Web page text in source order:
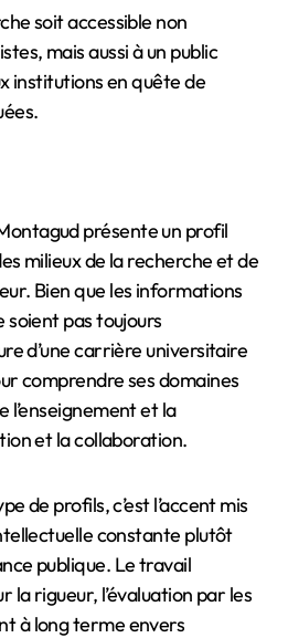
soit accessible non
mais aussi à un public
institutions en quête de
présente un profil
milieux de la recherche et de
Bien que les informations
soient pas toujours
d’une carrière universitaire
comprendre ses domaines
l’enseignement et la
et la collaboration.
de profils, c’est l’accent mis
constante plutôt
publique. Le travail
la rigueur, l’évaluation par les
à long terme envers